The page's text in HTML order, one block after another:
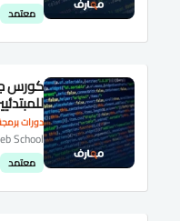
معتمد
دورات
كورس
School
معتمد